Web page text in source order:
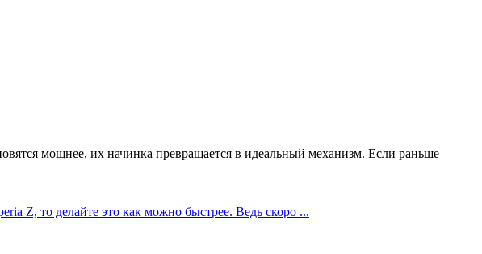
мощнее, их начинка превращается в идеальный механизм. Если раньше
Z, то делайте это как можно быстрее. Ведь скоро ...